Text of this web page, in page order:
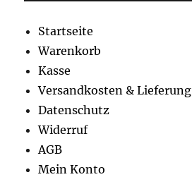
Startseite
Warenkorb
Kasse
Versandkosten & Lieferung
Datenschutz
Widerruf
AGB
Mein Konto